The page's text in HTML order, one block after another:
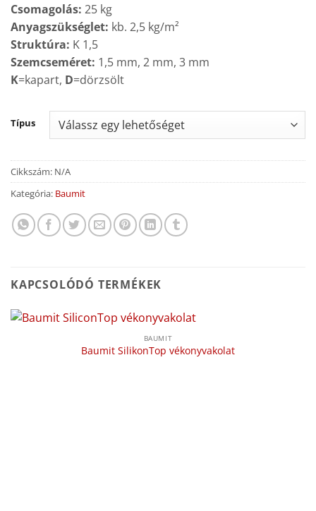
Csomagolás: 25 kg
Anyagszükséglet: kb. 2,5 kg/m²
Struktúra: K 1,5
Szemcseméret: 1,5 mm, 2 mm, 3 mm
K=kapart, D=dörzsölt
Típus
Cikkszám: N/A
Kategória: Baumit
KAPCSOLÓDÓ TERMÉKEK
BAUMIT
Baumit SilikonTop vékonyvakolat